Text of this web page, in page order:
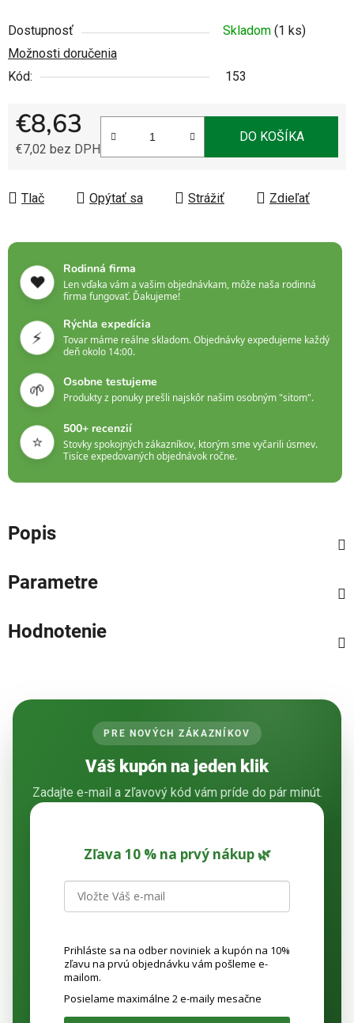
Dostupnosť Skladom (1 ks)
Možnosti doručenia
Kód:
153
€8,63
€7,02 bez DPH
DO KOŠÍKA
Tlač Opýtať sa Strážiť Zdieľať
❤️
Rodinná firma
Len vďaka vám a vašim objednávkam, môže naša rodinná
firma fungovať. Ďakujeme!
⚡
Rýchla expedícia
Tovar máme reálne skladom. Objednávky expedujeme každý
deň okolo 14:00.
🌱 Osobne testujeme
Produkty z ponuky prešli najskôr našim osobným "sitom".
⭐
500+ recenzií
Stovky spokojných zákazníkov, ktorým sme vyčarili úsmev.
Tisíce expedovaných objednávok ročne.
Popis
Parametre
Hodnotenie
PRE NOVÝCH ZÁKAZNÍKOV
Váš kupón na jeden klik
Zadajte e-mail a zľavový kód vám príde do pár minút.
Zľava 10 % na prvý nákup 🌿
Prihláste sa na odber noviniek a kupón na 10%
zľavu na prvú objednávku vám pošleme e-
mailom.
Posielame maximálne 2 e-maily mesačne